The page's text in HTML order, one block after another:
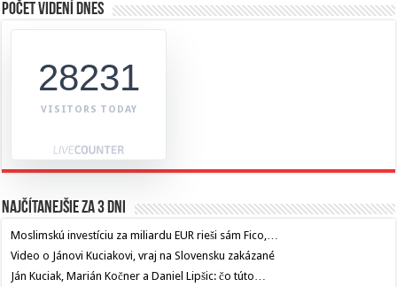
Počet videní dnes
28231
VISITORS TODAY
Najčítanejšie za 3 dni
Moslimskú investíciu za miliardu EUR rieši sám Fico,…
Video o Jánovi Kuciakovi, vraj na Slovensku zakázané
Ján Kuciak, Marián Kočner a Daniel Lipšic: čo túto…